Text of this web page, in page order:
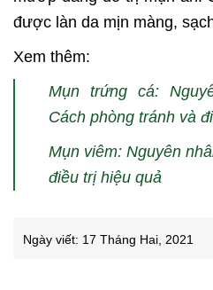
được làn da mịn màng,
Xem thêm:
Mụn trứng cá:
Cách phòng tránh và
Mụn viêm: Nguyên
điều trị hiệu quả
Ngày viết: 17 Tháng Hai, 2021